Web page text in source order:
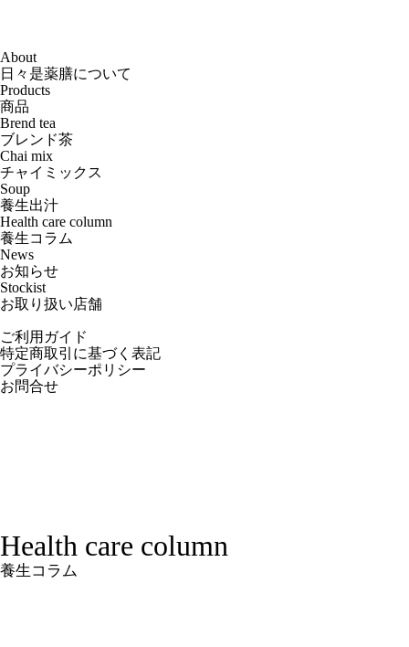
About
日々是薬膳について
Products
商品
Brend tea
ブレンド茶
Chai mix
チャイミックス
Soup
養生出汁
Health care column
養生コラム
News
お知らせ
Stockist
お取り扱い店舗
ご利用ガイド
特定商取引に基づく表記
プライバシーポリシー
お問合せ
Health care column
養生コラム